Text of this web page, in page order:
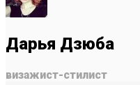
Дарья Дзюба
визажист-стилист